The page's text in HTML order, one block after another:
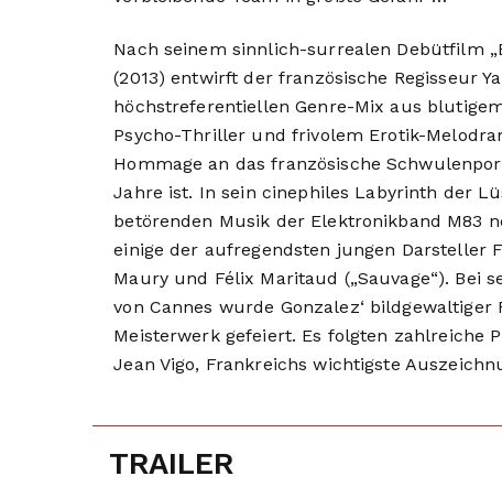
Nach seinem sinnlich-surrealen Debütfilm
(2013) entwirft der französische Regisseur
höchstreferentiellen Genre-Mix aus
Psycho-Thriller und frivolem Erotik-
Hommage an das französische
Jahre ist. In sein cinephiles Labyrinth der
betörenden Musik der Elektronikband M83
einige der aufregendsten jungen Darsteller
Maury und Félix Maritaud („Sauvage“). Bei
von Cannes wurde Gonzalez‘
Meisterwerk gefeiert. Es folgten zahlreiche
Jean Vigo, Frankreichs wichtigste
TRAILER